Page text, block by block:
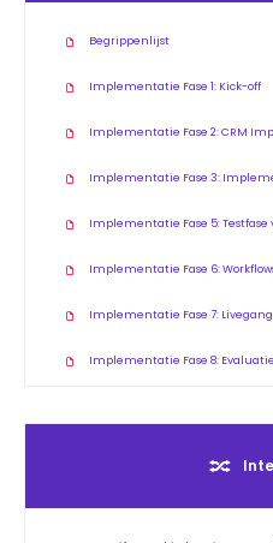
Begrippenlijst
Implementatie Fase 1: Kick-off
Implementatie Fase 2: CRM
Implementatie Fase 3:
Implementatie Fase 5: Testfase
Implementatie Fase 6:
Implementatie Fase 7:
Implementatie Fase 8: